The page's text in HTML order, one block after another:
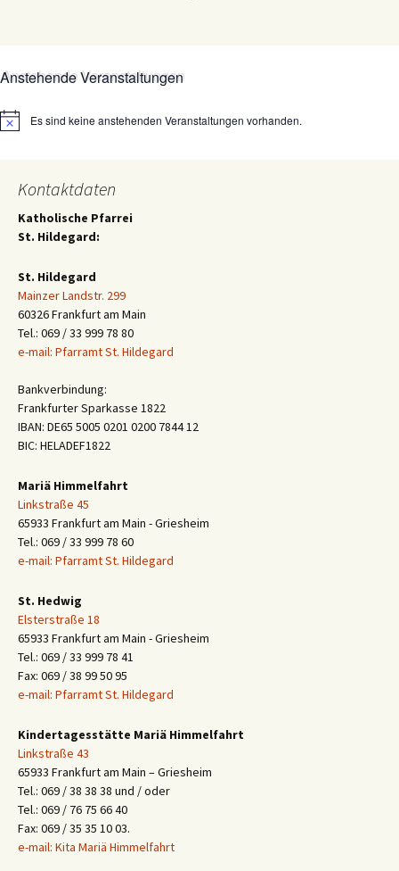
Anstehende Veranstaltungen
HinweisEs sind keine anstehenden Veranstaltungen vorhanden.
Kontaktdaten
Katholische Pfarrei
St. Hildegard:
St. Hildegard
Mainzer Landstr. 299
60326 Frankfurt am Main
Tel.: 069 / 33 999 78 80
e-mail: Pfarramt St. Hildegard
Bankverbindung:
Frankfurter Sparkasse 1822
IBAN: DE65 5005 0201 0200 7844 12
BIC: HELADEF1822
Mariä Himmelfahrt
Linkstraße 45
65933 Frankfurt am Main - Griesheim
Tel.: 069 / 33 999 78 60
e-mail: Pfarramt St. Hildegard
St. Hedwig
Elsterstraße 18
65933 Frankfurt am Main - Griesheim
Tel.: 069 / 33 999 78 41
Fax: 069 / 38 99 50 95
e-mail: Pfarramt St. Hildegard
Kindertagesstätte Mariä Himmelfahrt
Linkstraße 43
65933 Frankfurt am Main – Griesheim
Tel.: 069 / 38 38 38 und / oder
Tel.: 069 / 76 75 66 40
Fax: 069 / 35 35 10 03.
e-mail: Kita Mariä Himmelfahrt